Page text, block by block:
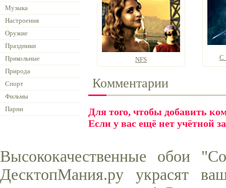
Музыка
Настроения
Оружие
Праздники
Прикольные
Природа
Спорт
Фильмы
Парни
NFS С
Комментарии
Для того, чтобы добавить
Если у вас ещё нет учётной
Высококачественные обои
ДесктопМания.ру украсят